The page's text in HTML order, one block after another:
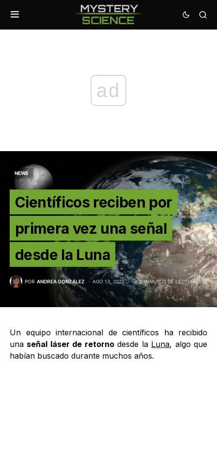
ad
NEWS
Científicos reciben por
primera vez una señal
desde la Luna
POR ANDREA GONZÁLEZ AGO 13, 2020 2 MINUTOS DE LECTURA
Un equipo internacional de científicos ha recibido
una señal láser de retornodesde la Luna, algo que
habían buscado durante muchos años.